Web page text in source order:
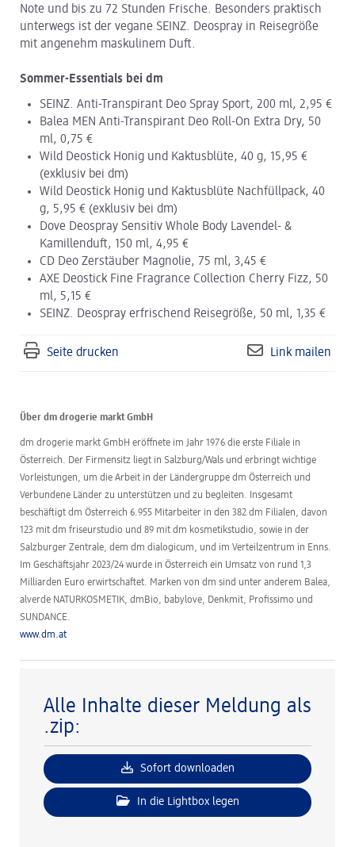
Note und bis zu 72 Stunden Frische. Besonders praktisch
unterwegs ist der vegane SEINZ. Deospray in Reisegröße
mit angenehm maskulinem Duft.
Sommer-Essentials bei dm
SEINZ. Anti-Transpirant Deo Spray Sport, 200 ml, 2,95 €
Balea MEN Anti-Transpirant Deo Roll-On Extra Dry, 50
ml, 0,75 €
Wild Deostick Honig und Kaktusblüte, 40 g, 15,95 €
(exklusiv bei dm)
Wild Deostick Honig und Kaktusblüte Nachfüllpack, 40
g, 5,95 € (exklusiv bei dm)
Dove Deospray Sensitiv Whole Body Lavendel- &
Kamillenduft, 150 ml, 4,95 €
CD Deo Zerstäuber Magnolie, 75 ml, 3,45 €
AXE Deostick Fine Fragrance Collection Cherry Fizz, 50
ml, 5,15 €
SEINZ. Deospray erfrischend Reisegröße, 50 ml, 1,35 €
Seite drucken Link mailen
Über dm drogerie markt GmbH
dm drogerie markt GmbH eröffnete im Jahr 1976 die erste Filiale in
Österreich. Der Firmensitz liegt in Salzburg/Wals und erbringt wichtige
Vorleistungen, um die Arbeit in der Ländergruppe dm Österreich und
Verbundene Länder zu unterstützen und zu begleiten. Insgesamt
beschäftigt dm Österreich 6.955 Mitarbeiter in den 382 dm Filialen, davon
123 mit dm friseurstudio und 89 mit dm kosmetikstudio, sowie in der
Salzburger Zentrale, dem dm dialogicum, und im Verteilzentrum in Enns.
Im Geschäftsjahr 2023/24 wurde in Österreich ein Umsatz von rund 1,3
Milliarden Euro erwirtschaftet. Marken von dm sind unter anderem Balea,
alverde NATURKOSMETIK, dmBio, babylove, Denkmit, Profissimo und
SUNDANCE.
www.dm.at
Alle Inhalte dieser Meldung als
.zip:
Sofort downloaden
In die Lightbox legen